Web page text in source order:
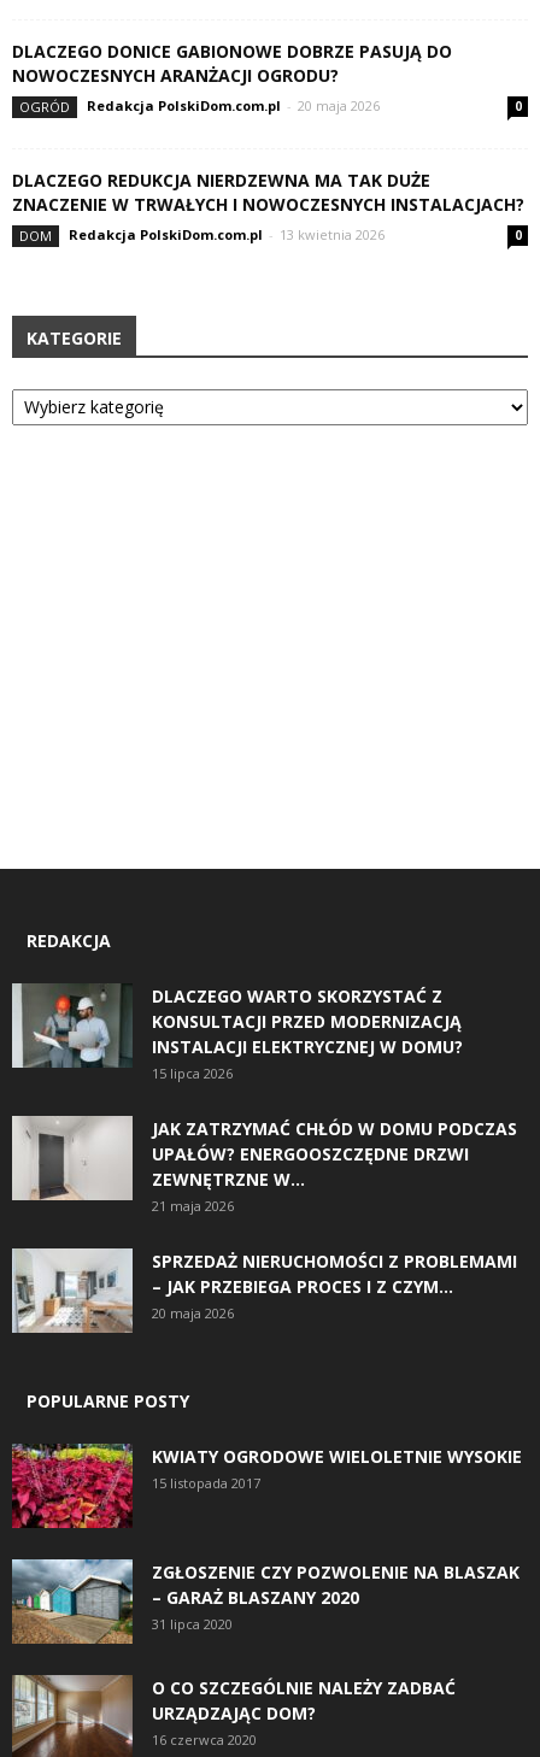
DLACZEGO DONICE GABIONOWE DOBRZE PASUJĄ DO
NOWOCZESNYCH ARANŻACJI OGRODU?
OGRÓD Redakcja PolskiDom.com.pl - 20 maja 2026 0
DLACZEGO REDUKCJA NIERDZEWNA MA TAK DUŻE
ZNACZENIE W TRWAŁYCH I NOWOCZESNYCH INSTALACJACH?
DOM Redakcja PolskiDom.com.pl - 13 kwietnia 2026 0
KATEGORIE
Kategorie
REDAKCJA
DLACZEGO WARTO SKORZYSTAĆ Z
KONSULTACJI PRZED MODERNIZACJĄ
INSTALACJI ELEKTRYCZNEJ W DOMU?
15 lipca 2026
JAK ZATRZYMAĆ CHŁÓD W DOMU PODCZAS
UPAŁÓW? ENERGOOSZCZĘDNE DRZWI
ZEWNĘTRZNE W...
21 maja 2026
SPRZEDAŻ NIERUCHOMOŚCI Z PROBLEMAMI
– JAK PRZEBIEGA PROCES I Z CZYM...
20 maja 2026
POPULARNE POSTY
KWIATY OGRODOWE WIELOLETNIE WYSOKIE
15 listopada 2017
ZGŁOSZENIE CZY POZWOLENIE NA BLASZAK
– GARAŻ BLASZANY 2020
31 lipca 2020
O CO SZCZEGÓLNIE NALEŻY ZADBAĆ
URZĄDZAJĄC DOM?
16 czerwca 2020